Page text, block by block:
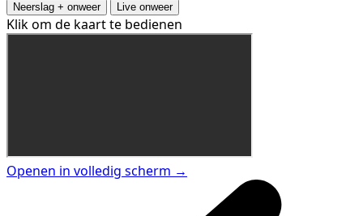
Neerslag + onweer Live onweer
Klik om de kaart te bedienen
Openen in volledig scherm →